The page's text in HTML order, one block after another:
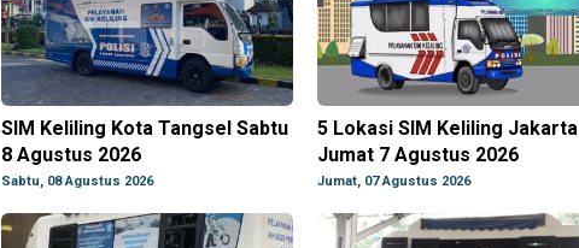
SIM Keliling Kota Tangsel Sabtu
8 Agustus 2026
Sabtu, 08 Agustus 2026
5 Lokasi SIM Keliling Jakarta
Jumat 7 Agustus 2026
Jumat, 07 Agustus 2026